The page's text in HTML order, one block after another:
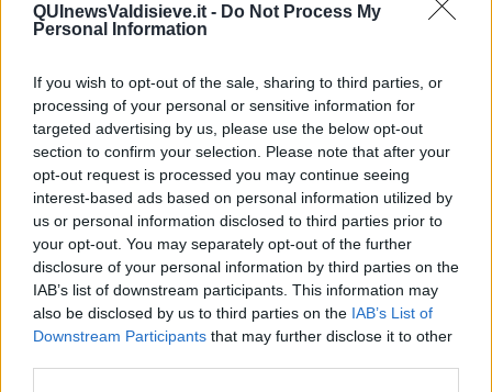
QUInewsValdisieve.it - Do Not Process My
Personal Information
If you wish to opt-out of the sale, sharing to third parties, or
processing of your personal or sensitive information for
targeted advertising by us, please use the below opt-out
section to confirm your selection. Please note that after your
opt-out request is processed you may continue seeing
interest-based ads based on personal information utilized by
us or personal information disclosed to third parties prior to
your opt-out. You may separately opt-out of the further
disclosure of your personal information by third parties on the
IAB’s list of downstream participants. This information may
also be disclosed by us to third parties on the IAB’s List of
Downstream Participants that may further disclose it to other
​La Clownterapia
​Differenze tra persone frustrate e non
Vacanze a km zero
​Buone Vacan(si)e!
​Il lato positivo delle cose
​Storie antiche di tempi moderni
​Quello che alle mamme non dicono
Adultescenza
​4 anni di Blog
Quando il silenzio è aggressivo
​Il passato, questo conosciuto!
​Clima ballerino e sbalzi d’umore
La maternità
​L’uomo o l’orso?
Non hanno un amico a teatro​